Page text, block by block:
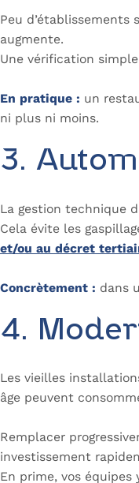
Peu d’établissements
augmente.
Une vérification
En pratique : un
ni plus ni moins.
3.
La gestion technique
Cela évite les
et/ou au décret
Concrètement : dans
4.
Les vieilles
âge peuvent
Remplacer
investissement
En prime, vos